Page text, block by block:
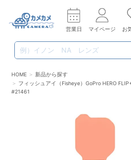
営業日 マイページ お
HOME
新品から探す
フィッシュアイ（Fisheye）GoPro HERO
#21461